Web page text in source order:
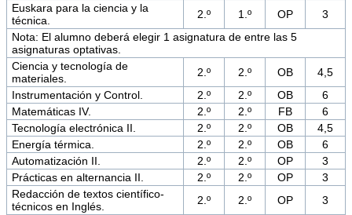
Euskara para la ciencia y la
técnica.
2.º 1.º OP
3
Nota: El alumno deberá elegir 1 asignatura de entre las 5
asignaturas optativas.
Ciencia y tecnología de
materiales.
2.º 2.º OB
4,5
Instrumentación y Control.
2.º 2.º OB
6
Matemáticas IV.
2.º 2.º FB
6
Tecnología electrónica II.
2.º 2.º OB
4,5
Energía térmica.
2.º 2.º OB
6
Automatización II.
2.º 2.º OP
3
Prácticas en alternancia II.
2.º 2.º OP
3
Redacción de textos científico-
técnicos en Inglés.
2.º 2.º OP
3